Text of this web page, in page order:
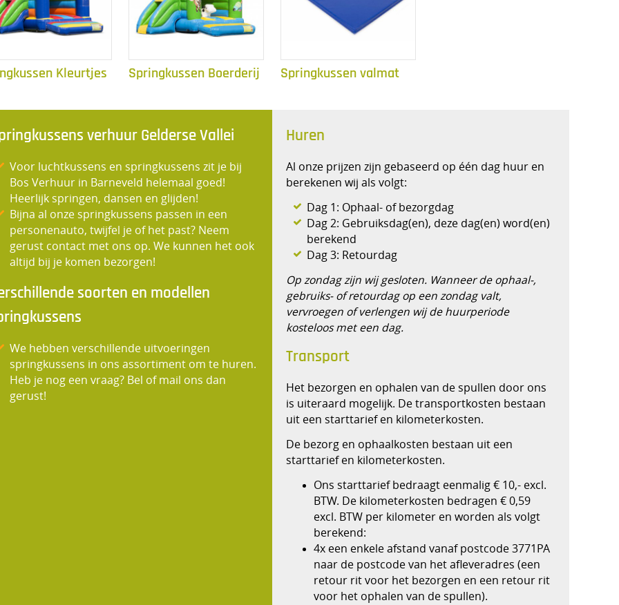
Kleurtjes Springkussen Boerderij Springkussen valmat
verhuur Gelderse Vallei
Voor luchtkussens en springkussens zit je bij
Bos Verhuur in Barneveld helemaal goed!
Heerlijk springen, dansen en glijden!
Bijna al onze springkussens passen in een
personenauto, twijfel je of het past? Neem
gerust contact met ons op. We kunnen het ook
altijd bij je komen bezorgen!
soorten en modellen
We hebben verschillende uitvoeringen
springkussens in ons assortiment om te huren.
Heb je nog een vraag? Bel of mail ons dan
gerust!
Huren
Al onze prijzen zijn gebaseerd op één dag huur en
berekenen wij als volgt:
Dag 1: Ophaal- of bezorgdag
Dag 2: Gebruiksdag(en), deze dag(en) word(en)
berekend
Dag 3: Retourdag
Op zondag zijn wij gesloten. Wanneer de ophaal-,
gebruiks- of retourdag op een zondag valt,
vervroegen of verlengen wij de huurperiode
kosteloos met een dag.
Transport
Het bezorgen en ophalen van de spullen door ons
is uiteraard mogelijk. De transportkosten bestaan
uit een starttarief en kilometerkosten.
De bezorg en ophaalkosten bestaan uit een
starttarief en kilometerkosten.
Ons starttarief bedraagt eenmalig € 10,- excl.
BTW. De kilometerkosten bedragen € 0,59
excl. BTW per kilometer en worden als volgt
berekend:
4x een enkele afstand vanaf postcode 3771PA
naar de postcode van het afleveradres (een
retour rit voor het bezorgen en een retour rit
voor het ophalen van de spullen).